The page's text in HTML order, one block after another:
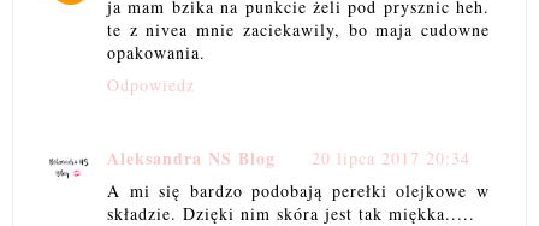
ja mam bzika na punkcie żeli pod prysznic heh.
te z nivea mnie zaciekawily, bo maja cudowne
opakowania.
Odpowiedz
Aleksandra NS Blog
20 lipca 2017 20:34
A mi się bardzo podobają perełki olejkowe w
składzie. Dzięki nim skóra jest tak miękka.....